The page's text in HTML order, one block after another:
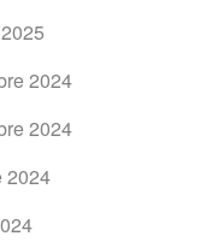
2024
2024
2024